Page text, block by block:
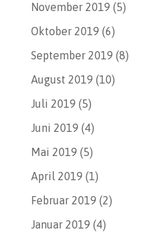
November 2019 (5)
Oktober 2019 (6)
September 2019 (8)
August 2019 (10)
Juli 2019 (5)
Juni 2019 (4)
Mai 2019 (5)
April 2019 (1)
Februar 2019 (2)
Januar 2019 (4)